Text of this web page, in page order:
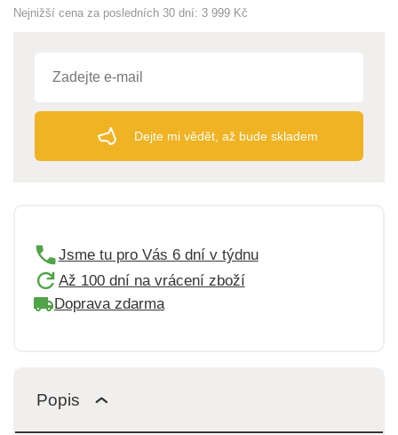
Nejnižší cena za posledních 30 dní: 3 999 Kč
Dejte mi vědět, až bude skladem
Jsme tu pro Vás 6 dní v týdnu
Až 100 dní na vrácení zboží
Doprava zdarma
Popis